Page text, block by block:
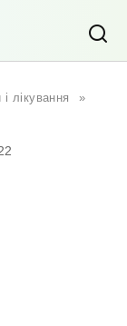
лікування
»